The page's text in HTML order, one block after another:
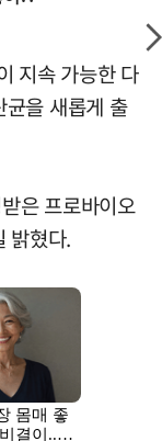
지속 가능한 다
을 새롭게 출
은 프로바이오
밝혔다.